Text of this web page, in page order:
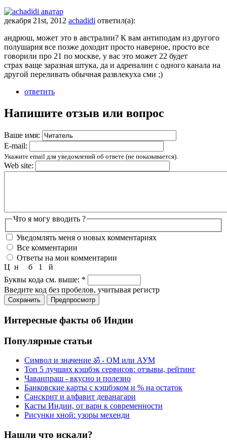
декабря 21st, 2012 achadidi ответил(а):
андрюш, может это в австралии? К вам антиподам из другого
полушария все позже доходит просто наверное, просто все
говорили про 21 по москве, у вас это может 22 будет
страх ваще заразная штука, да и адреналин с одного канала на
другой переливать обычная развлекуха сми ;)
ответить
Напишите отзыв или вопрос
Ваше имя:
E-mail:
Укажите email для уведомлений об ответе (не показывается).
Web site:
Что я могу вводить ?
Уведомлять меня о новых комментариях
Все комментарии
Ответы на мои комментарии
б
Ц н 1
й
Буквы кода см. выше: *
Введите код без пробелов, учитывая регистр
Интересные факты об Индии
Популярные статьи
Символ и значение ॐ - ОМ или АУМ
Топ 5 лучших кэшбэк сервисов: отзывы, рейтинг
Чаванпраш - вкусно и полезно
Банковские карты с кэшбэком и % на остаток
Санскрит и алфавит деванагари
Касты Индии, от варн к современности
Рисунки хной: узоры мехенди
Нашли что искали?